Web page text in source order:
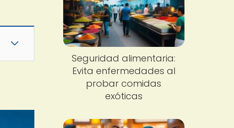
Seguridad alimentaria:
Evita enfermedades al
probar comidas
exóticas